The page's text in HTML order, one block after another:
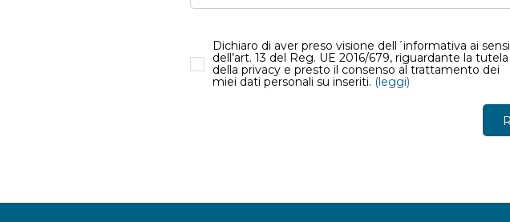
Dichiaro di aver preso visione dell´informativa ai sensi
dell’art. 13 del Reg. UE 2016/679, riguardante la tutela
della privacy e presto il consenso al trattamento dei
miei dati personali su inseriti. (leggi)